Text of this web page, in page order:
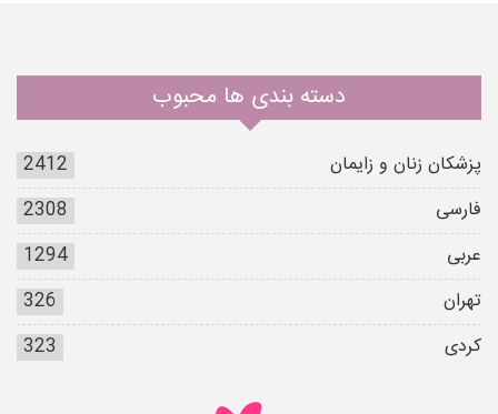
دسته بندی ها محبوب
پزشکان زنان و زایمان
2412
فارسی
2308
عربی
1294
تهران
326
کردی
323